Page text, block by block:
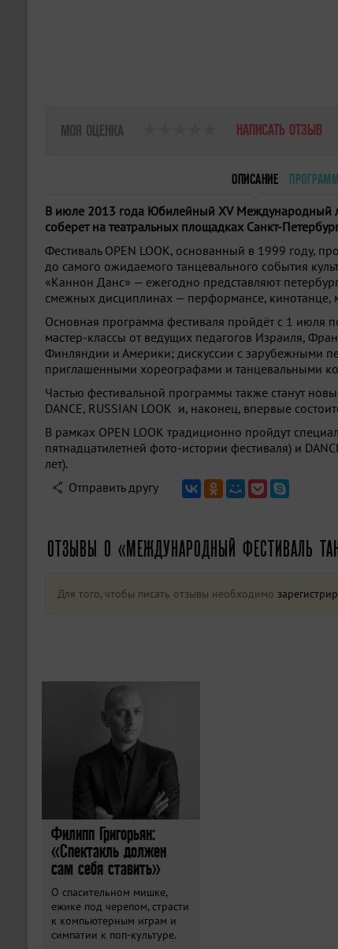
МОЯ ОЦЕНКА НАПИСАТЬ ОТЗЫВ
ОПИСАНИЕ
В июле 2013 года Юбилейный XV Международный
соберет на театральных площадках Санкт-
Фестиваль OPEN LOOK, основанный в 1999 году,
до самого ожидаемого танцевального события
«Каннон Данс» — ежегодно представляют
смежных дисциплинах — перформансе, кинотанце,
Основная программа фестиваля пройдёт с 1 июля
мастер-классы от ведущих педагогов Израиля,
Финляндии и Америки; дискуссии с зарубежными
приглашенными хореографами и танцевальными
Частью фестивальной программы также станут
DANCE, RUSSIAN LOOK и, наконец, впервые
В рамках OPEN LOOK традиционно пройдут
пятнадцатилетней фото-истории фестиваля) и
лет).
Отправить другу
ОТЗЫВЫ О «МЕЖДУНАРОДНЫЙ ФЕСТИВАЛЬ
Для того, чтобы писать отзывы необходимо
Филипп Григорьян:
«Спектакль должен
сам себя ставить»
О спасительном мишке,
ежике под черепом, страсти
к компьютерным играм и
симпатии к поп-культуре.